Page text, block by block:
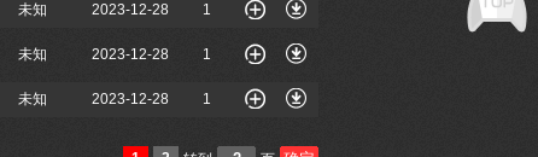
未知 2023-12-28 1
未知 2023-12-28 1
未知 2023-12-28 1